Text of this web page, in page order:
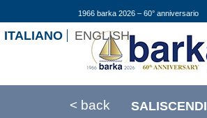
1966 barka 2026 – 60° anniversario
ITALIANO ENGLISH
< back SALISCENDI